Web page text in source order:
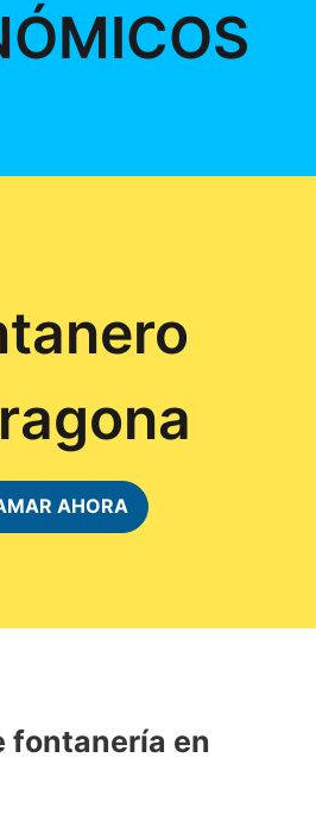
AHORA
fontanería en